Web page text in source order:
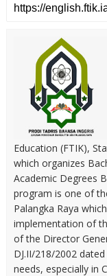
Education (FTIK),
which organizes
Academic Degrees
program is one of
Palangka Raya
implementation of
of the Director
DJ.II/218/2002
needs, especially in